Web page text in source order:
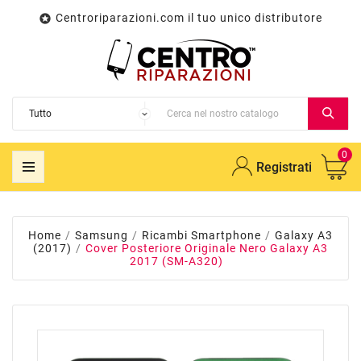
 Centroriparazioni.com il tuo unico distributore
Registrati
0
Home Samsung Ricambi Smartphone
Galaxy A3
(2017)
Cover Posteriore Originale Nero Galaxy A3
2017 (SM-A320)